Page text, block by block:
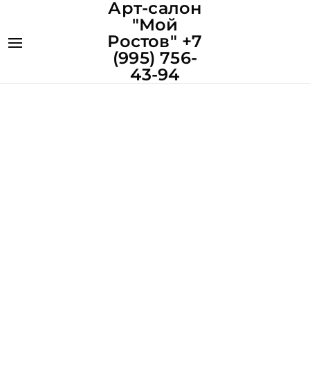
Арт-салон
"Мой
Ростов" +7
(995) 756-
43-94